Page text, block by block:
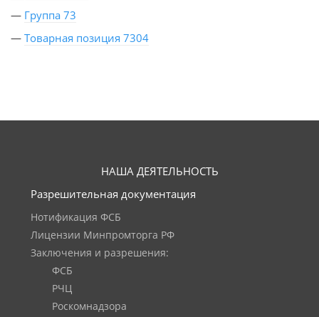
— Группа 73
— Товарная позиция 7304
НАША ДЕЯТЕЛЬНОСТЬ
Разрешительная документация
Нотификация ФСБ
Лицензии Минпромторга РФ
Заключения и разрешения:
ФСБ
РЧЦ
Роскомнадзора